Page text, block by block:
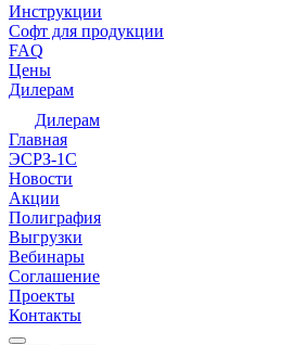
Инструкции
Софт для продукции
FAQ
Цены
Дилерам
Дилерам
Главная
ЭСРЗ-1С
Новости
Акции
Полиграфия
Выгрузки
Вебинары
Соглашение
Проекты
Контакты